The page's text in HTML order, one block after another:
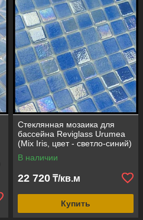
Стеклянная мозаика для
бассейна Reviglass Urumea
(Mix Iris, цвет - светло-синий)
В наличии
22 720 ₸/кв.м
Купить